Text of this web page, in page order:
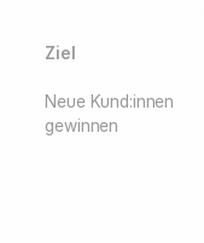
Ziel
Neue Kund:innen
gewinnen